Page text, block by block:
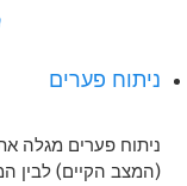
ניתוח פערים
ניתוח פערים מגלה
(המצב הקיים) לבין